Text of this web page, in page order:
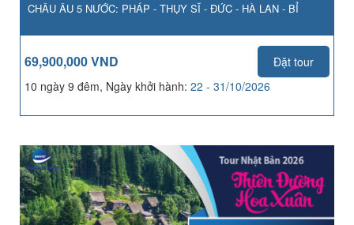
CHÂU ÂU 5 NƯỚC: PHÁP - THỤY SĨ - ĐỨC - HÀ LAN - BỈ
69,900,000 VND
Đặt tour
10 ngày 9 đêm, Ngày khởi hành: 22 - 31/10/2026